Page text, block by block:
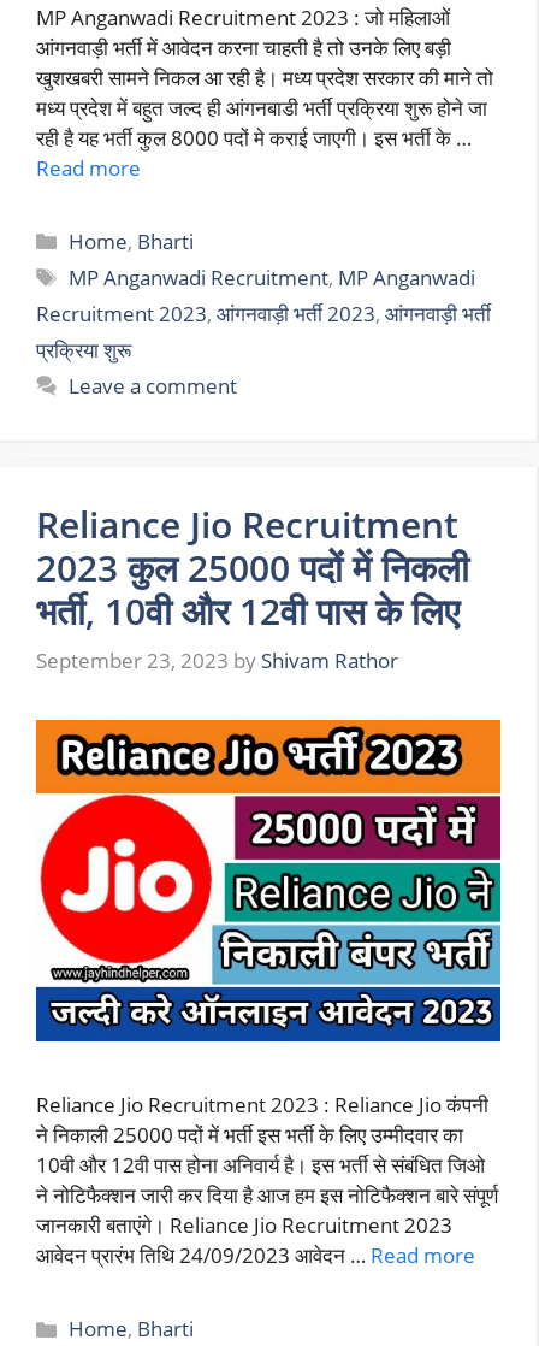
MP Anganwadi Recruitment 2023 : जो महिलाओं
आंगनवाड़ी भर्ती में आवेदन करना चाहती है तो उनके लिए बड़ी
खुशखबरी सामने निकल आ रही है। मध्य प्रदेश सरकार की माने तो
मध्य प्रदेश में बहुत जल्द ही आंगनबाडी भर्ती प्रक्रिया शुरू होने जा
रही है यह भर्ती कुल 8000 पदों मे कराई जाएगी। इस भर्ती के …
Read more
Categories
Home, Bharti
Tags
MP Anganwadi Recruitment, MP Anganwadi
Recruitment 2023, आंगनवाड़ी भर्ती 2023, आंगनवाड़ी भर्ती
प्रक्रिया शुरू
Leave a comment
Reliance Jio Recruitment
2023 कुल 25000 पदों में निकली
भर्ती, 10वी और 12वी पास के लिए
September 23, 2023 by Shivam Rathor
Reliance Jio Recruitment 2023 : Reliance Jio कंपनी
ने निकाली 25000 पदों में भर्ती इस भर्ती के लिए उम्मीदवार का
10वी और 12वी पास होना अनिवार्य है। इस भर्ती से संबंधित जिओ
ने नोटिफैक्शन जारी कर दिया है आज हम इस नोटिफैक्शन बारे संपूर्ण
जानकारी बताएंगे। Reliance Jio Recruitment 2023
आवेदन प्रारंभ तिथि 24/09/2023 आवेदन … Read more
Categories
Home, Bharti